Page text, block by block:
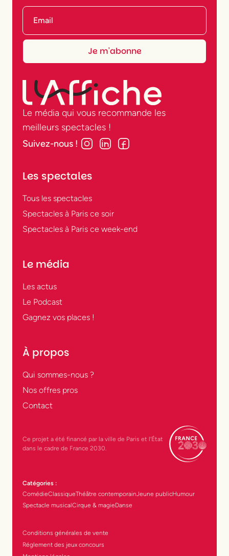
Le média qui vous recommande les
meilleurs spectacles !
Suivez-nous !
Les spectales
Tous les spectacles
Spectacles à Paris ce soir
Spectacles à Paris ce week-end
Le média
Les actus
Le Podcast
Gagnez vos places !
À propos
Qui sommes-nous ?
Nos offres pros
Contact
Ce projet a été financé par la ville de Paris et l’État
dans le cadre de France 2030.
Catégories :
ComédieClassiqueThéâtre contemporainJeune publicHumour
Spectacle musicalCirque & magieDanse
Conditions générales de vente
Réglement des jeux concours